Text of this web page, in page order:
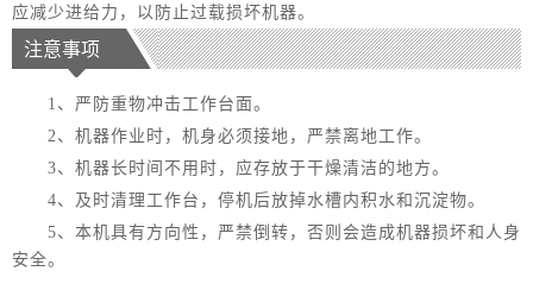
应减少进给力，以防止过载损坏机器。
注意事项
1、严防重物冲击工作台面。
2、机器作业时，机身必须接地，严禁离地工作。
3、机器长时间不用时，应存放于干燥清洁的地方。
4、及时清理工作台，停机后放掉水槽内积水和沉淀物。
5、本机具有方向性，严禁倒转，否则会造成机器损坏和人身
安全。